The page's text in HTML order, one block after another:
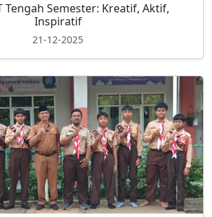
Tengah Semester: Kreatif, Aktif,
Inspiratif
21-12-2025